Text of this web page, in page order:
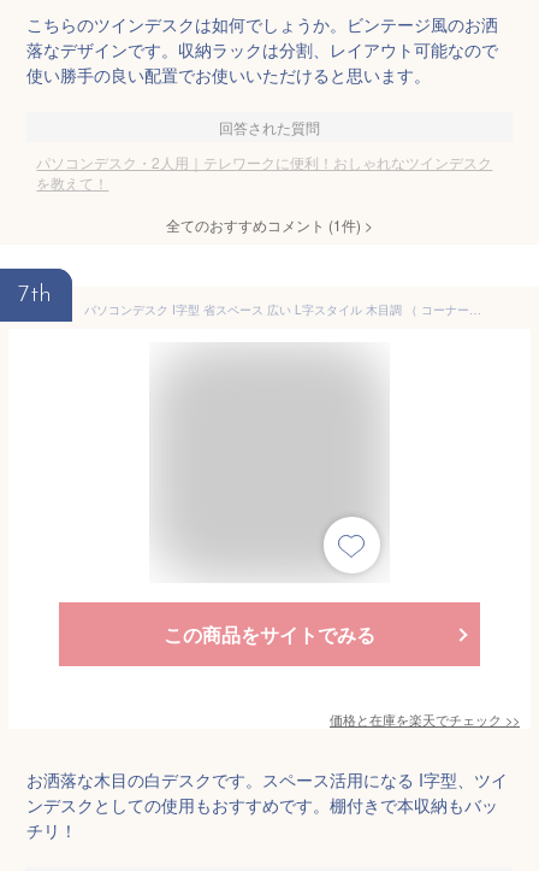
こちらのツインデスクは如何でしょうか。ビンテージ風のお洒
落なデザインです。収納ラックは分割、レイアウト可能なので
使い勝手の良い配置でお使いいただけると思います。
回答された質問
パソコンデスク・2人用｜テレワークに便利！おしゃれなツインデスク
を教えて！
全てのおすすめコメント (1件) >
7th
パソコンデスク I字型 省スペース 広い L字スタイル 木目調 （ コーナーデスク 回転 ツインデスク デスク PC パソコン ワークデスク 机 勉強机 小さめ コンパクト 大人 木製 白 ブラウン リビング 収納 棚付き 約 幅 165cm ） 【3980円以上送料無料】
この商品をサイトでみる
価格と在庫を楽天でチェック >>
お洒落な木目の白デスクです。スペース活用になる I字型、ツイ
ンデスクとしての使用もおすすめです。棚付きで本収納もバッ
チリ！